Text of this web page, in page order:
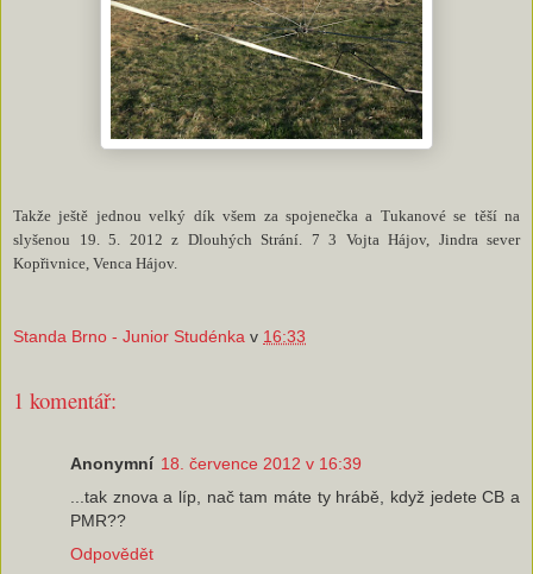
Takže ještě jednou velký dík všem za spojenečka a Tukanové se těší na
slyšenou 19. 5. 2012 z Dlouhých Strání. 7 3 Vojta Hájov, Jindra sever
Kopřivnice, Venca Hájov.
Standa Brno - Junior Studénka v 16:33
1 komentář:
Anonymní 18. července 2012 v 16:39
...tak znova a líp, nač tam máte ty hrábě, když jedete CB a
PMR??
Odpovědět